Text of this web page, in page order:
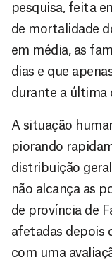
pesquisa, feita
de mortalidade
em média, as
dias e que
durante a última
A situação
piorando
distribuição
não alcança as
de província de
afetadas depois
com uma